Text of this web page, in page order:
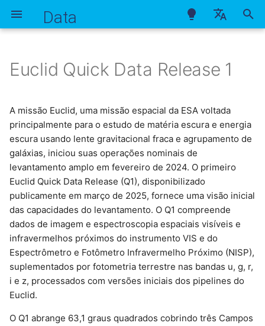
Data
English
i
a
l
z
a
n
d
o
a
Rubin DP1 Object (Lite)
DES Y6 Gold
DESI DR1 (z-catalog)
Carregar usando LSDB
Download com wget
Metadados do Catálogo
HSC PDR3 r
HSC PDR3 i
HSC PDR3 z
HSC PDR3 y
Pan-STARRS1 (objects)
Pan-STARRS1 (detection)
Photometry
TIC
NEOWISE
ZTF DR14 Objects
ZTF DR14 Source
ZTF DR23 Objects
ZTF DR23 Lightcurves
ZTF DR24 Objects
ZTF DR24 Lightcurves
DES Y6 Gold IR
LSST Photo-z Server
Redshifts Públicos
Predições de Ocultações
Estelares
Catálogos de Aglomerados
WaZP
Euclid Quick Data Release 1
A missão Euclid, uma missão espacial da ESA voltada
principalmente para o estudo de matéria escura e energia
escura usando lente gravitacional fraca e agrupamento de
galáxias, iniciou suas operações nominais de
levantamento amplo em fevereiro de 2024. O primeiro
Euclid Quick Data Release (Q1), disponibilizado
publicamente em março de 2025, fornece uma visão inicial
das capacidades do levantamento. O Q1 compreende
dados de imagem e espectroscopia espaciais visíveis e
infravermelhos próximos do instrumento VIS e do
Espectrômetro e Fotômetro Infravermelho Próximo (NISP),
suplementados por fotometria terrestre nas bandas u, g, r,
i e z, processados com versões iniciais dos pipelines do
Euclid.
O Q1 abrange 63,1 graus quadrados cobrindo três Campos